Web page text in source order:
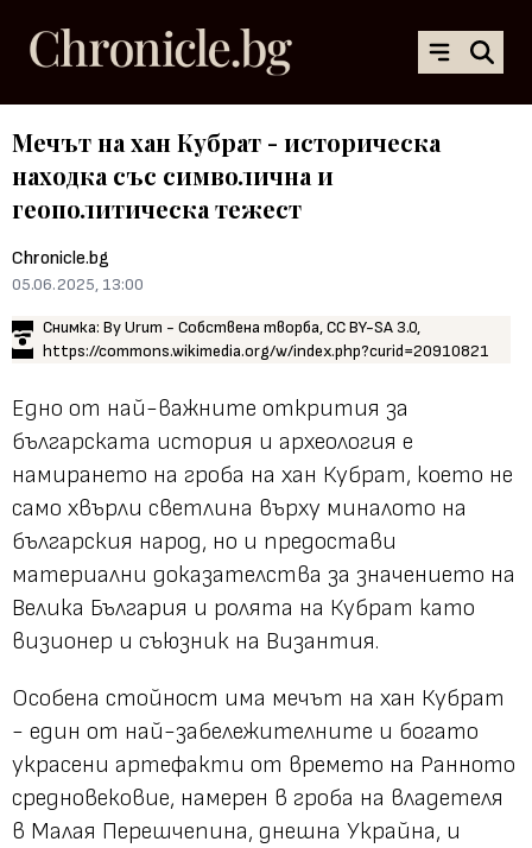
Мечът на хан Кубрат - историческа
находка със символична и
геополитическа тежест
Chronicle.bg
05.06.2025, 13:00
Снимка: By Urum - Собствена творба, CC BY-SA 3.0,
https://commons.wikimedia.org/w/index.php?curid=20910821
Едно от най-важните открития за
българската история и археология е
намирането на гроба на хан Кубрат, което не
само хвърли светлина върху миналото на
българския народ, но и предостави
материални доказателства за значението на
Велика България и ролята на Кубрат като
визионер и съюзник на Византия.
Особена стойност има мечът на хан Кубрат
- един от най-забележителните и богато
украсени артефакти от времето на Ранното
средновековие, намерен в гроба на владетеля
в Малая Перешчепина, днешна Украйна, и